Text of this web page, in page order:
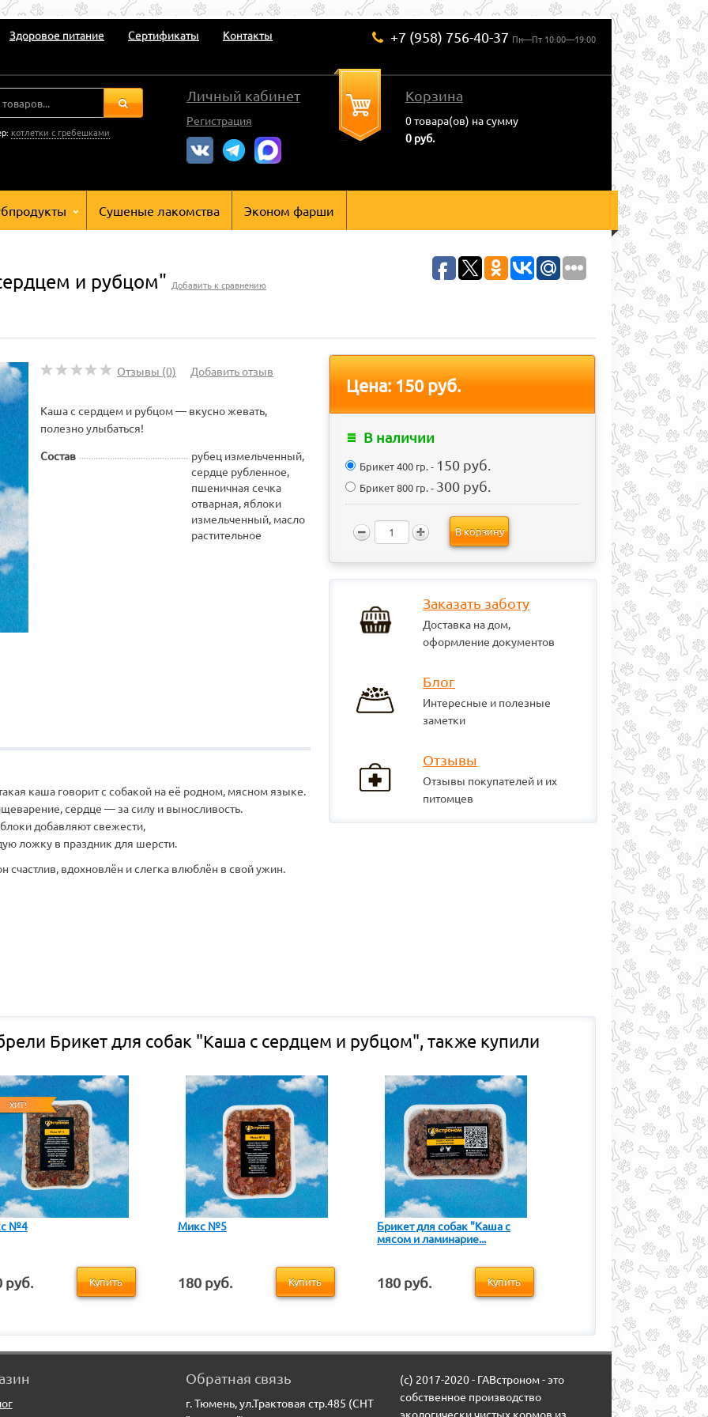
Здоровое питание Сертификаты Контакты +7 (958) 756-40-37 Пн—Пт 10:00—19:00
котлетки с гребешками
Личный кабинет
Регистрация
Корзина
0товара(ов) на сумму
0 руб.
Сушеные лакомства Эконом фарши
и рубцом" Добавить к сравнению
Отзывы (0) Добавить отзыв
Каша с сердцем и рубцом — вкусно жевать,
полезно улыбаться!
Состав
рубец измельченный,
сердце рубленное,
пшеничная сечка
отварная, яблоки
измельченный, масло
растительное
каша говорит с собакой на её родном, мясном языке.
сердце — за силу и выносливость.
добавляют свежести,
ложку в праздник для шерсти.
счастлив, вдохновлён и слегка влюблён в свой ужин.
Цена: 150 руб.
В наличии
Брикет 400 гр. - 150 руб.
Брикет 800 гр. - 300 руб.
В корзину
Заказать заботу
Доставка на дом,
оформление документов
Блог
Интересные и полезные
заметки
Отзывы
Отзывы покупателей и их
питомцев
Брикет для собак "Каша с сердцем и рубцом", также купили
ХИТ!
№4
руб. Купить
Микс №5
180 руб. Купить
Брикет для собак "Каша с
мясом и ламинарие...
180 руб. Купить
Обратная связь
г. Тюмень, ул.Трактовая стр.485 (СНТ
(c) 2017-2020 - ГАВстроном - это
собственное производство
экологически чистых кормов из